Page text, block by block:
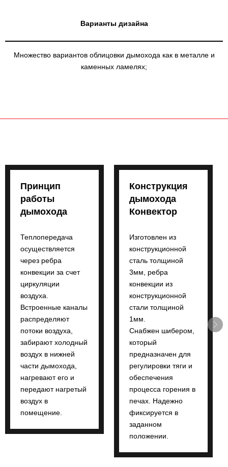
Варианты дизайна
Множество вариантов облицовки дымохода как в металле и
каменных ламелях;
Принцип
работы
дымохода
Теплопередача
осуществляется
через ребра
конвекции за счет
циркуляции
воздуха.
Встроенные каналы
распределяют
потоки воздуха,
забирают холодный
воздух в нижней
части дымохода,
нагревают его и
передают нагретый
воздух в
помещение.
Конструкция
дымохода
Конвектор
Изготовлен из
конструкционной
сталь толщиной
3мм, ребра
конвекции из
конструкционной
стали толщиной
1мм.
Снабжен шибером,
который
предназначен для
регулировки тяги и
обеспечения
процесса горения в
печах. Надежно
фиксируется в
заданном
положении.